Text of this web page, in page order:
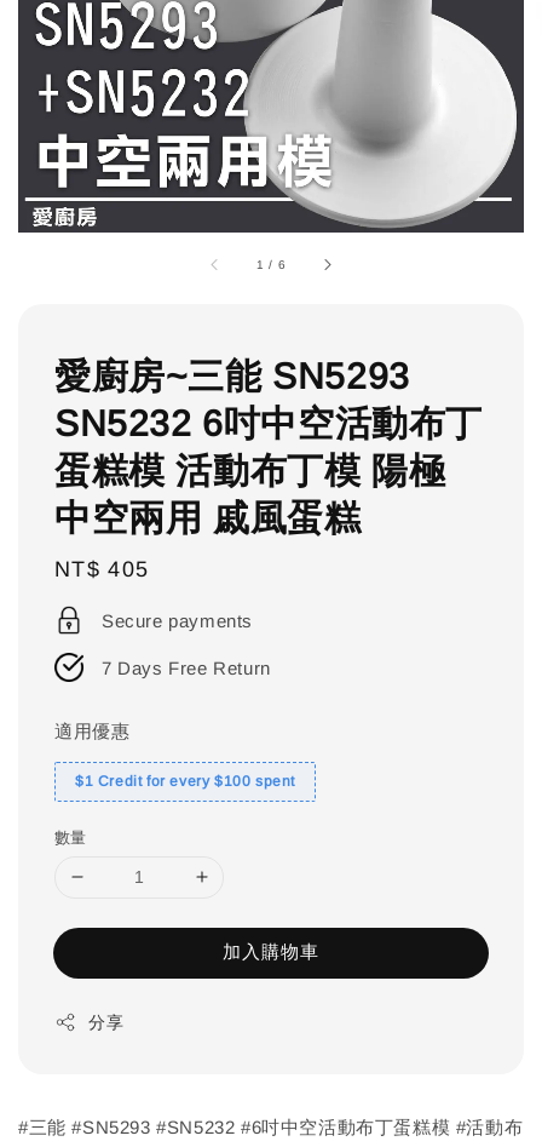
1 / 6
愛廚房~三能 SN5293
SN5232 6吋中空活動布丁
蛋糕模 活動布丁模 陽極
中空兩用 戚風蛋糕
Regular
price
NT$ 405
Secure payments
7 Days Free Return
適用優惠
$1 Credit for every $100 spent
數量
加入購物車
分享
#三能 #SN5293 #SN5232 #6吋中空活動布丁蛋糕模 #活動布